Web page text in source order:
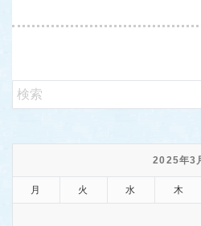
2025年3
月 火 水 木